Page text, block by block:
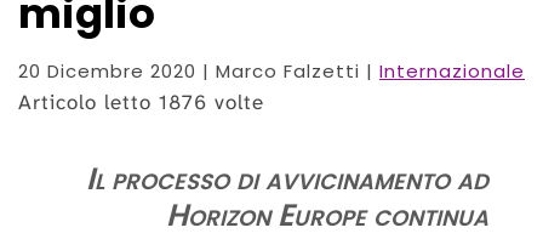
miglio
20 Dicembre 2020 | Marco Falzetti | Internazionale
Articolo letto 1876 volte
Il processo di avvicinamento ad
Horizon Europe continua